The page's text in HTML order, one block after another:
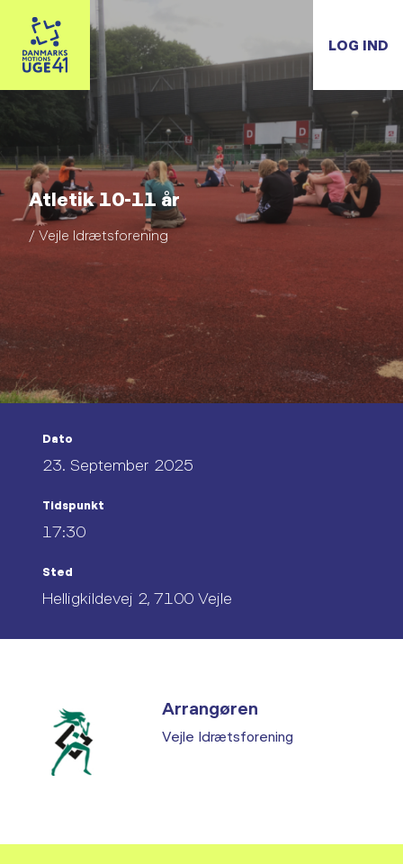
LOG IND
Atletik 10-11 år
/ Vejle Idrætsforening
Dato
23. September 2025
Tidspunkt
17:30
Sted
Helligkildevej 2, 7100 Vejle
Arrangøren
Vejle Idrætsforening